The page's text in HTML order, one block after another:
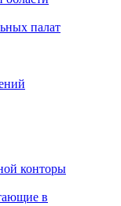
палат
конторы
в